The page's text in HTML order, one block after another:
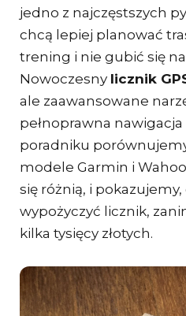
jedno z najczęstszych
chcą lepiej planować
trening i nie gubić się
Nowoczesny licznik
ale zaawansowane
pełnoprawna
poradniku
modele Garmin i
się różnią, i
wypożyczyć licznik,
kilka tysięcy złotych.